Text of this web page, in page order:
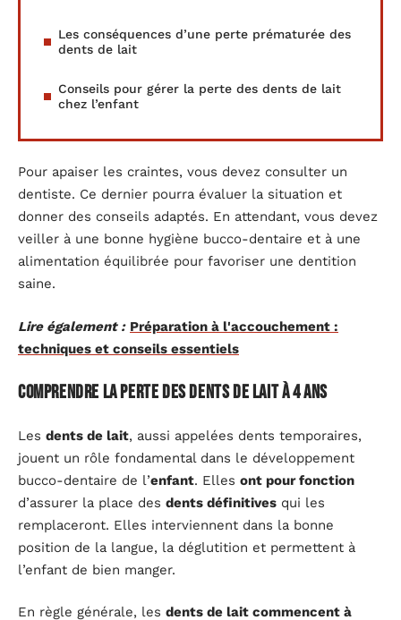
Les conséquences d’une perte prématurée des
dents de lait
Conseils pour gérer la perte des dents de lait
chez l’enfant
Pour apaiser les craintes, vous devez consulter un
dentiste. Ce dernier pourra évaluer la situation et
donner des conseils adaptés. En attendant, vous devez
veiller à une bonne hygiène bucco-dentaire et à une
alimentation équilibrée pour favoriser une dentition
saine.
Lire également : Préparation à l'accouchement :
techniques et conseils essentiels
Comprendre la perte des dents de lait à 4 ans
Les dents de lait, aussi appelées dents temporaires,
jouent un rôle fondamental dans le développement
bucco-dentaire de l’enfant. Elles ont pour fonction
d’assurer la place des dents définitives qui les
remplaceront. Elles interviennent dans la bonne
position de la langue, la déglutition et permettent à
l’enfant de bien manger.
En règle générale, les dents de lait commencent à